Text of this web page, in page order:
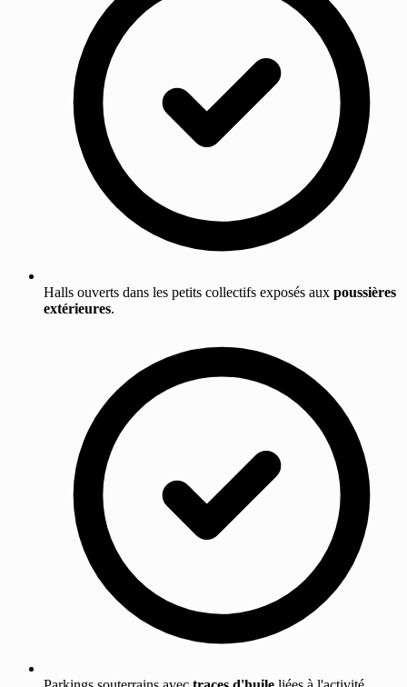
Halls ouverts dans les petits collectifs exposés aux poussières
extérieures.